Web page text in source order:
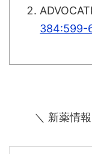
384:599-
＼ 新薬情